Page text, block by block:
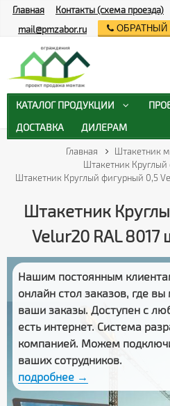
Главная
Штакетник
Штакетник
Штакетник Круглый фигурный 0,5
Штакетник
Velur20 RAL
Нашим постоянным
онлайн стол заказов, где
ваши заказы. Доступен с
есть интернет. Система
компанией. Можем
ваших сотрудников.
подробнее →
Главная
Контакты (схема проезда)
mail@pmzabor.ru
ОБРАТНЫЙ
КАТАЛОГ ПРОДУКЦИИ
ДОСТАВКА
ДИЛЕРАМ